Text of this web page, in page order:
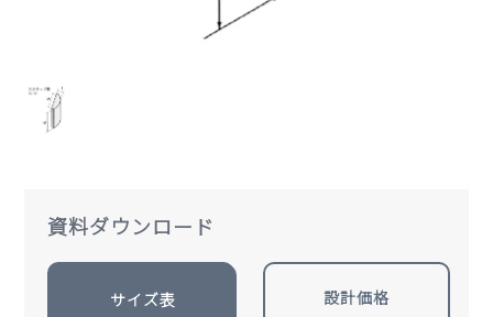
資料ダウンロード
サイズ表 設計価格